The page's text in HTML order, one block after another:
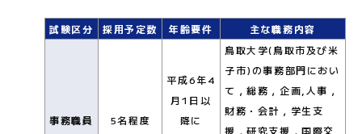
試験区分 採用予定数 年齢要件 主な職務内容
事務職員 5名程度
平成6年4
月1日以
降に
鳥取大学(鳥取市及び米
子市)の事務部門におい
て，総務，企画,人事，
財務・会計，学生支
援，研究支援，国際交